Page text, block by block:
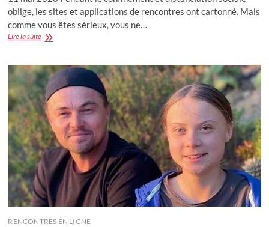
oblige, les sites et applications de rencontres ont cartonné. Mais
comme vous êtes sérieux, vous ne…
Lire la suite7
un
premier
date
en
visio
RENCONTRES EN LIGNE